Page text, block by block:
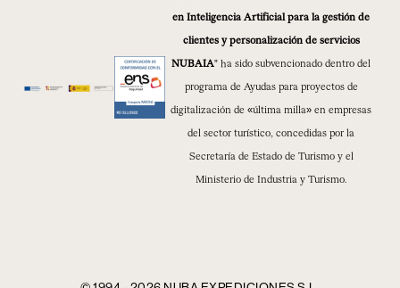
en Inteligencia Artificial para la gestión de
clientes y personalización de servicios
NUBAIA” ha sido subvencionado dentro del
programa de Ayudas para proyectos de
digitalización de «última milla» en empresas
del sector turístico, concedidas por la
Secretaría de Estado de Turismo y el
Ministerio de Industria y Turismo.